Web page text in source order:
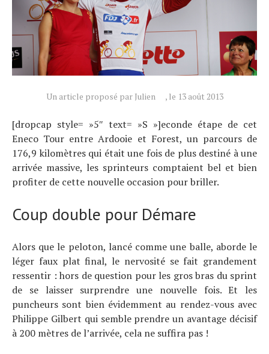
Un article proposé par Julien , le 13 août 2013
[dropcap style= »5″ text= »S »]econde étape de cet
Eneco Tour entre Ardooie et Forest, un parcours de
176,9 kilomètres qui était une fois de plus destiné à une
arrivée massive, les sprinteurs comptaient bel et bien
profiter de cette nouvelle occasion pour briller.
Coup double pour Démare
Alors que le peloton, lancé comme une balle, aborde le
léger faux plat final, le nervosité se fait grandement
ressentir : hors de question pour les gros bras du sprint
de se laisser surprendre une nouvelle fois. Et les
puncheurs sont bien évidemment au rendez-vous avec
Philippe Gilbert qui semble prendre un avantage décisif
à 200 mètres de l’arrivée, cela ne suffira pas !
Tests de produits
Conseils
Tendances
Tous nos articles